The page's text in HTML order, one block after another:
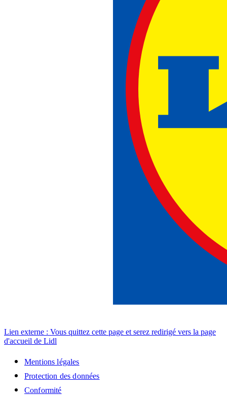
Lien externe : Vous quittez cette page et serez redirigé vers la page
d'accueil de Lidl
Mentions légales
Protection des données
Conformité